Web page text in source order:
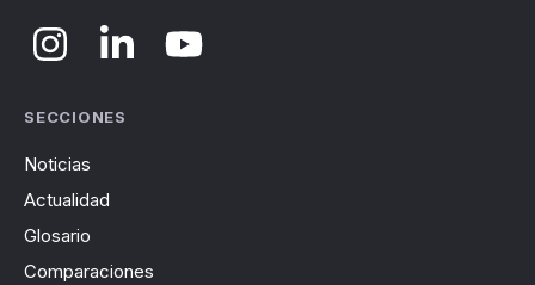
SECCIONES
Noticias
Actualidad
Glosario
Comparaciones